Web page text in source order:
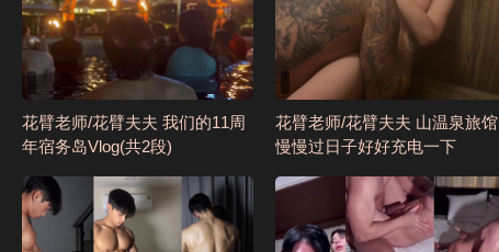
花臂老师/花臂夫夫 我们的11周
年宿务岛Vlog(共2段)
花臂老师/花臂夫夫 山温泉旅馆
慢慢过日子好好充电一下